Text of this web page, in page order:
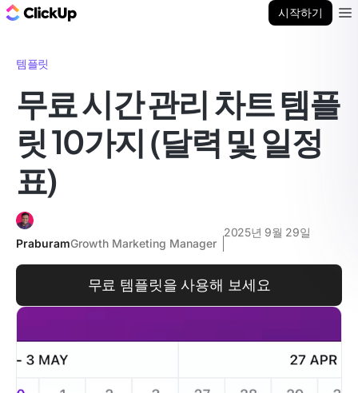
시작하기
템플릿
무료 시간 관리 차트 템플
릿 10가지 (달력 및 일정
표)
PraburamGrowth Marketing Manager
2025년 9월 29일
무료 템플릿을 사용해 보세요